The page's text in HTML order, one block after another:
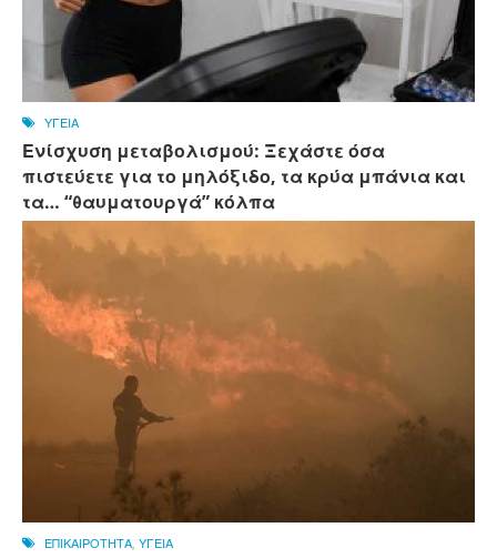
ΥΓΕΙΑ
Ενίσχυση μεταβολισμού: Ξεχάστε όσα
πιστεύετε για το μηλόξιδο, τα κρύα μπάνια και
τα… “θαυματουργά” κόλπα
ΕΠΙΚΑΙΡΟΤΗΤΑ, ΥΓΕΙΑ